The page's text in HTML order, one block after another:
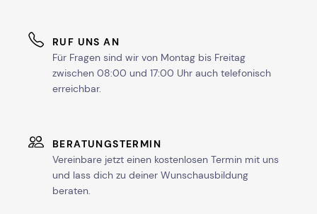
RUF UNS AN
Für Fragen sind wir von Montag bis Freitag
zwischen 08:00 und 17:00 Uhr auch telefonisch
erreichbar.
BERATUNGSTERMIN
Vereinbare jetzt einen kostenlosen Termin mit uns
und lass dich zu deiner Wunschausbildung
beraten.